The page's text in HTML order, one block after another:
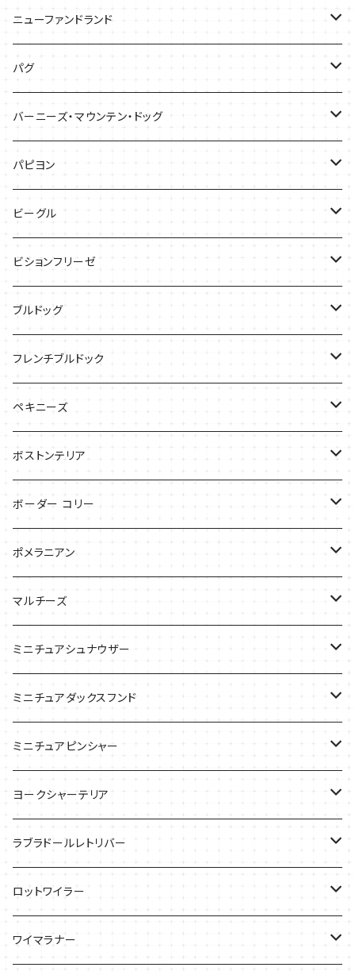
バッグ
ケース
バッグ
ケース
Tシャツ
バッグ
ケース
ニューファンドランド
Ｔシャツ
バッグ
雑貨
パグ
Tシャツ
バッグ
バーニーズ・マウンテン・ドッグ
Tシャツ
バッグ
ケース
パピヨン
ケース
バッグ
ビーグル
Tシャツ
ケース
バッグ
ビションフリーゼ
Tシャツ
バッグ
ケース
ブルドッグ
Tシャツ
バッグ
ケース
フレンチブルドック
バッグ
ケース
ペキニーズ
ケース
Tシャツ
バッグ
ボストンテリア
Tシャツ
バッグ
ケース
ボーダー コリー
Tシャツ
バッグ
ケース
ポメラニアン
Tシャツ
ケース
バッグ
マルチーズ
ケース
ミニチュアシュナウザー
Tシャツ
バッグ
ケース
ミニチュアダックスフンド
Ｔシャツ
バッグ
雑貨
ケース
ミニチュアピンシャー
ケース
ヨークシャーテリア
Tシャツ
バッグ
ケース
ラブラドールレトリバー
Ｔシャツ
バッグ
ロットワイラー
Tシャツ
ワイマラナー